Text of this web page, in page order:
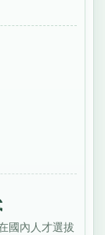
國內人才選拔